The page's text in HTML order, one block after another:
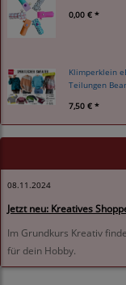
0,00 € *
Klimperklein
Teilungen
7,50 € *
08.11.2024
Jetzt neu: Kreatives
Im Grundkurs Kreativ
für dein Hobby.